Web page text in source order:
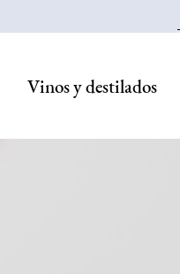
Vinos y destilados